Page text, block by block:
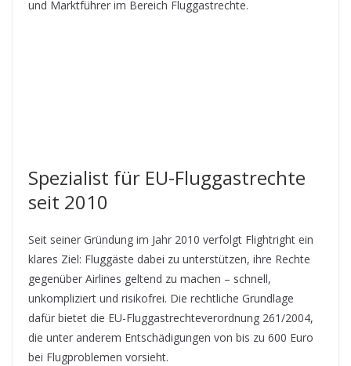
und Marktführer im Bereich Fluggastrechte.
Spezialist für EU-Fluggastrechte
seit 2010
Seit seiner Gründung im Jahr 2010 verfolgt Flightright ein
klares Ziel: Fluggäste dabei zu unterstützen, ihre Rechte
gegenüber Airlines geltend zu machen – schnell,
unkompliziert und risikofrei. Die rechtliche Grundlage
dafür bietet die EU-Fluggastrechteverordnung 261/2004,
die unter anderem Entschädigungen von bis zu 600 Euro
bei Flugproblemen vorsieht.